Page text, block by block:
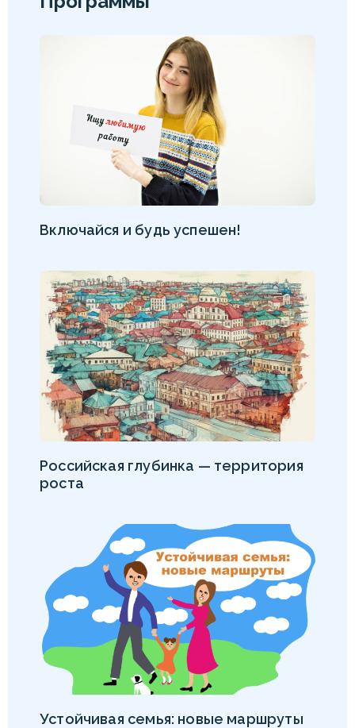
Включайся и будь успешен!
Российская глубинка — территория
роста
Устойчивая семья: новые маршруты